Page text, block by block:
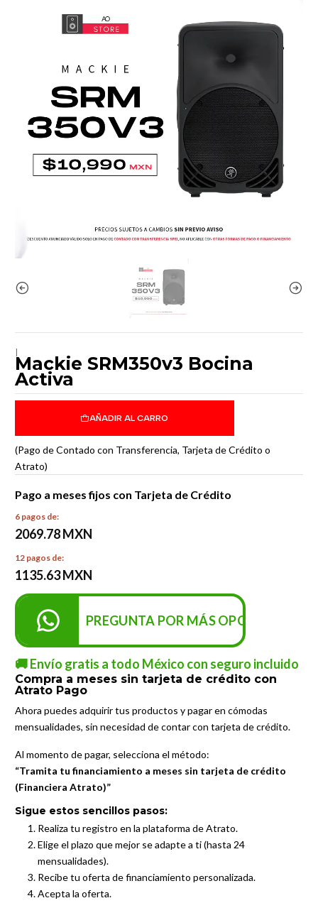
|
Mackie SRM350v3 Bocina
Activa
AÑADIR AL CARRO
(Pago de Contado con Transferencia, Tarjeta de Crédito o
Atrato)
Pago a meses fijos con Tarjeta de Crédito
6 pagos de:
2069.78 MXN
12 pagos de:
1135.63 MXN
PREGUNTA POR MÁS OPCIONES DE
🚚 Envío gratis a todo México con seguro incluido
Compra a meses sin tarjeta de crédito con
Atrato Pago
Ahora puedes adquirir tus productos y pagar en cómodas
mensualidades, sin necesidad de contar con tarjeta de crédito.
Al momento de pagar, selecciona el método:
“Tramita tu financiamiento a meses sin tarjeta de crédito
(Financiera Atrato)”
Sigue estos sencillos pasos:
Realiza tu registro en la plataforma de Atrato.
Elige el plazo que mejor se adapte a ti (hasta 24
mensualidades).
Recibe tu oferta de financiamiento personalizada.
Acepta la oferta.